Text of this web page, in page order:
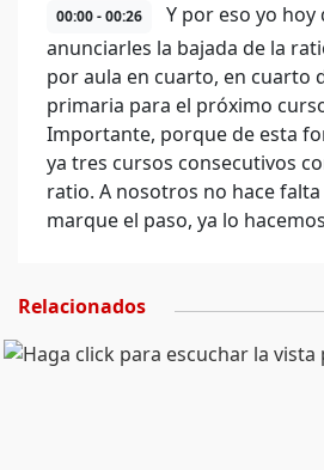
00:00 - 00:26
Y por eso yo hoy
anunciarles la bajada de la
por aula en cuarto, en cuarto
primaria para el próximo
Importante, porque de esta
ya tres cursos consecutivos
ratio. A nosotros no hace
marque el paso, ya lo
Relacionados